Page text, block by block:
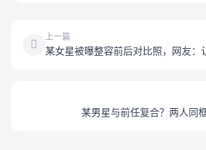
上一篇
某女星被曝整容前后对比照，网友：
某男星与前任复合？两人同